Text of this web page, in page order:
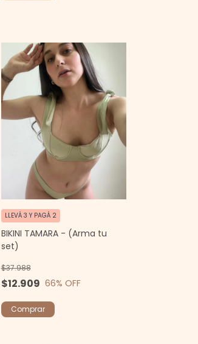
BIKINI TAMARA - (Arma tu
set)
$12.909
$37.988
66% OFF
LLEVÁ 3 Y PAGÁ 2
Comprar